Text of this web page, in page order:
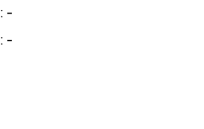
: -
: -